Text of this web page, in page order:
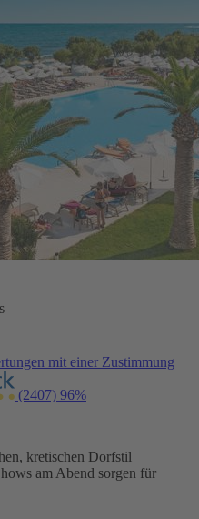
mit einer Zustimmung
(2407) 96%
kretischen Dorfstil
am Abend sorgen für